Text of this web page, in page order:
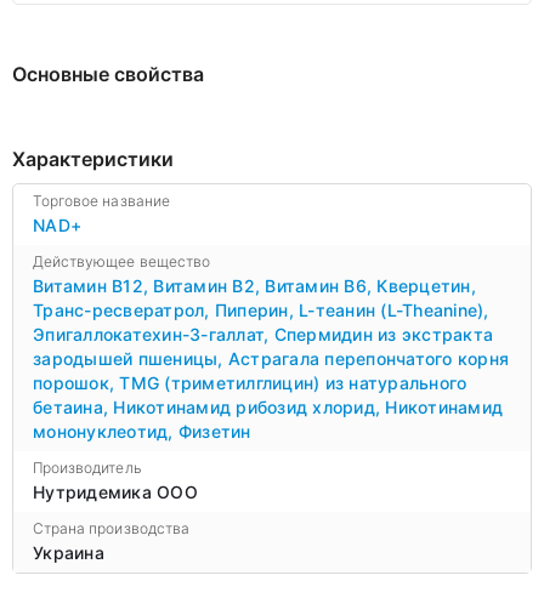
Основные свойства
Характеристики
Торговое название
NAD+
Действующее вещество
Витамин B12, Витамин B2, Витамин B6, Кверцетин,
Транс-ресвератрол, Пиперин, L-теанин (L-Theanine),
Эпигаллокатехин-3-галлат, Спермидин из экстракта
зародышей пшеницы, Астрагала перепончатого корня
порошок,TMG (триметилглицин) из натурального
бетаина, Никотинамид рибозид хлорид, Никотинамид
мононуклеотид, Физетин
Производитель
Нутридемика ООО
Страна производства
Украина